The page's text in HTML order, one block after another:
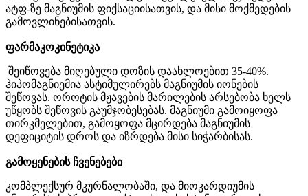
ატფ-ზე მაგნიუმის ფიქსაციისათვის, და მისი მოქმედების
გამოვლინებისათვის.
ფარმაკოკინეტიკა
შეიწოვება მიღებული დოზის დაახლოებით 35-40%.
ჰიპომაგნიემია ასტიმულირებს მაგნიუმის იონების
შეწოვას. ოროტის მჟავების მარილების არსებობა ხელს
უწყობს შეწოვის გაუმჯობესებას. მაგნიუმი გამოიყოფა
თირკმელებით, გამოყოფა მცირდება მაგნიუმის
დეფიციტის დროს და იზრდება მისი სიჭარბისას.
გამოყენების ჩვენებები
კომპლექსურ მკურნალობაში, და მიოკარდიუმის